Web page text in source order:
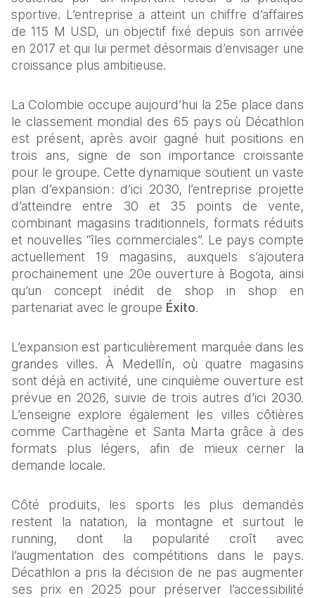
sportive. L’entreprise a atteint un chiffre d’affaires
de 115 M USD, un objectif fixé depuis son arrivée
en 2017 et qui lui permet désormais d’envisager une
croissance plus ambitieuse.
La Colombie occupe aujourd’hui la 25e place dans
le classement mondial des 65 pays où Décathlon
est présent, après avoir gagné huit positions en
trois ans, signe de son importance croissante
pour le groupe. Cette dynamique soutient un vaste
plan d’expansion : d’ici 2030, l’entreprise projette
d’atteindre entre 30 et 35 points de vente,
combinant magasins traditionnels, formats réduits
et nouvelles “îles commerciales”. Le pays compte
actuellement 19 magasins, auxquels s’ajoutera
prochainement une 20e ouverture à Bogota, ainsi
qu’un concept inédit de shop in shop en
partenariat avec le groupe Éxito.
L’expansion est particulièrement marquée dans les
grandes villes. À Medellín, où quatre magasins
sont déjà en activité, une cinquième ouverture est
prévue en 2026, suivie de trois autres d’ici 2030.
L’enseigne explore également les villes côtières
comme Carthagène et Santa Marta grâce à des
formats plus légers, afin de mieux cerner la
demande locale.
Côté produits, les sports les plus demandés
restent la natation, la montagne et surtout le
running, dont la popularité croît avec
l’augmentation des compétitions dans le pays.
Décathlon a pris la décision de ne pas augmenter
ses prix en 2025 pour préserver l’accessibilité